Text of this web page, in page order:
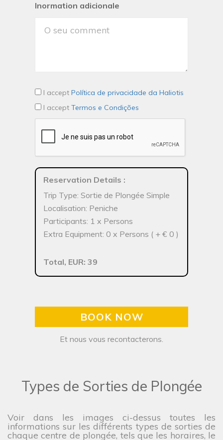
Inormation adicionale
I accept Política de privacidade da Haliotis
I accept Termos e Condições
Reservation Details :
Trip Type: Sortie de Plongée Simple
Localisation: Peniche
Participants: 1 x Persons
Extra Equipment: 0 x Persons ( + € 0 )
Total, EUR: 39
BOOK NOW
Et nous vous recontacterons.
Types de Sorties de Plongée
Voir dans les images ci-dessus toutes les
informations sur les différents types de sorties de
chaque centre de plongée, tels que les horaires, le